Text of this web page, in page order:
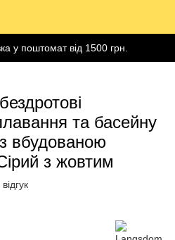
у поштомат від 1500 грн.
та басейну
вбудованою
з жовтим